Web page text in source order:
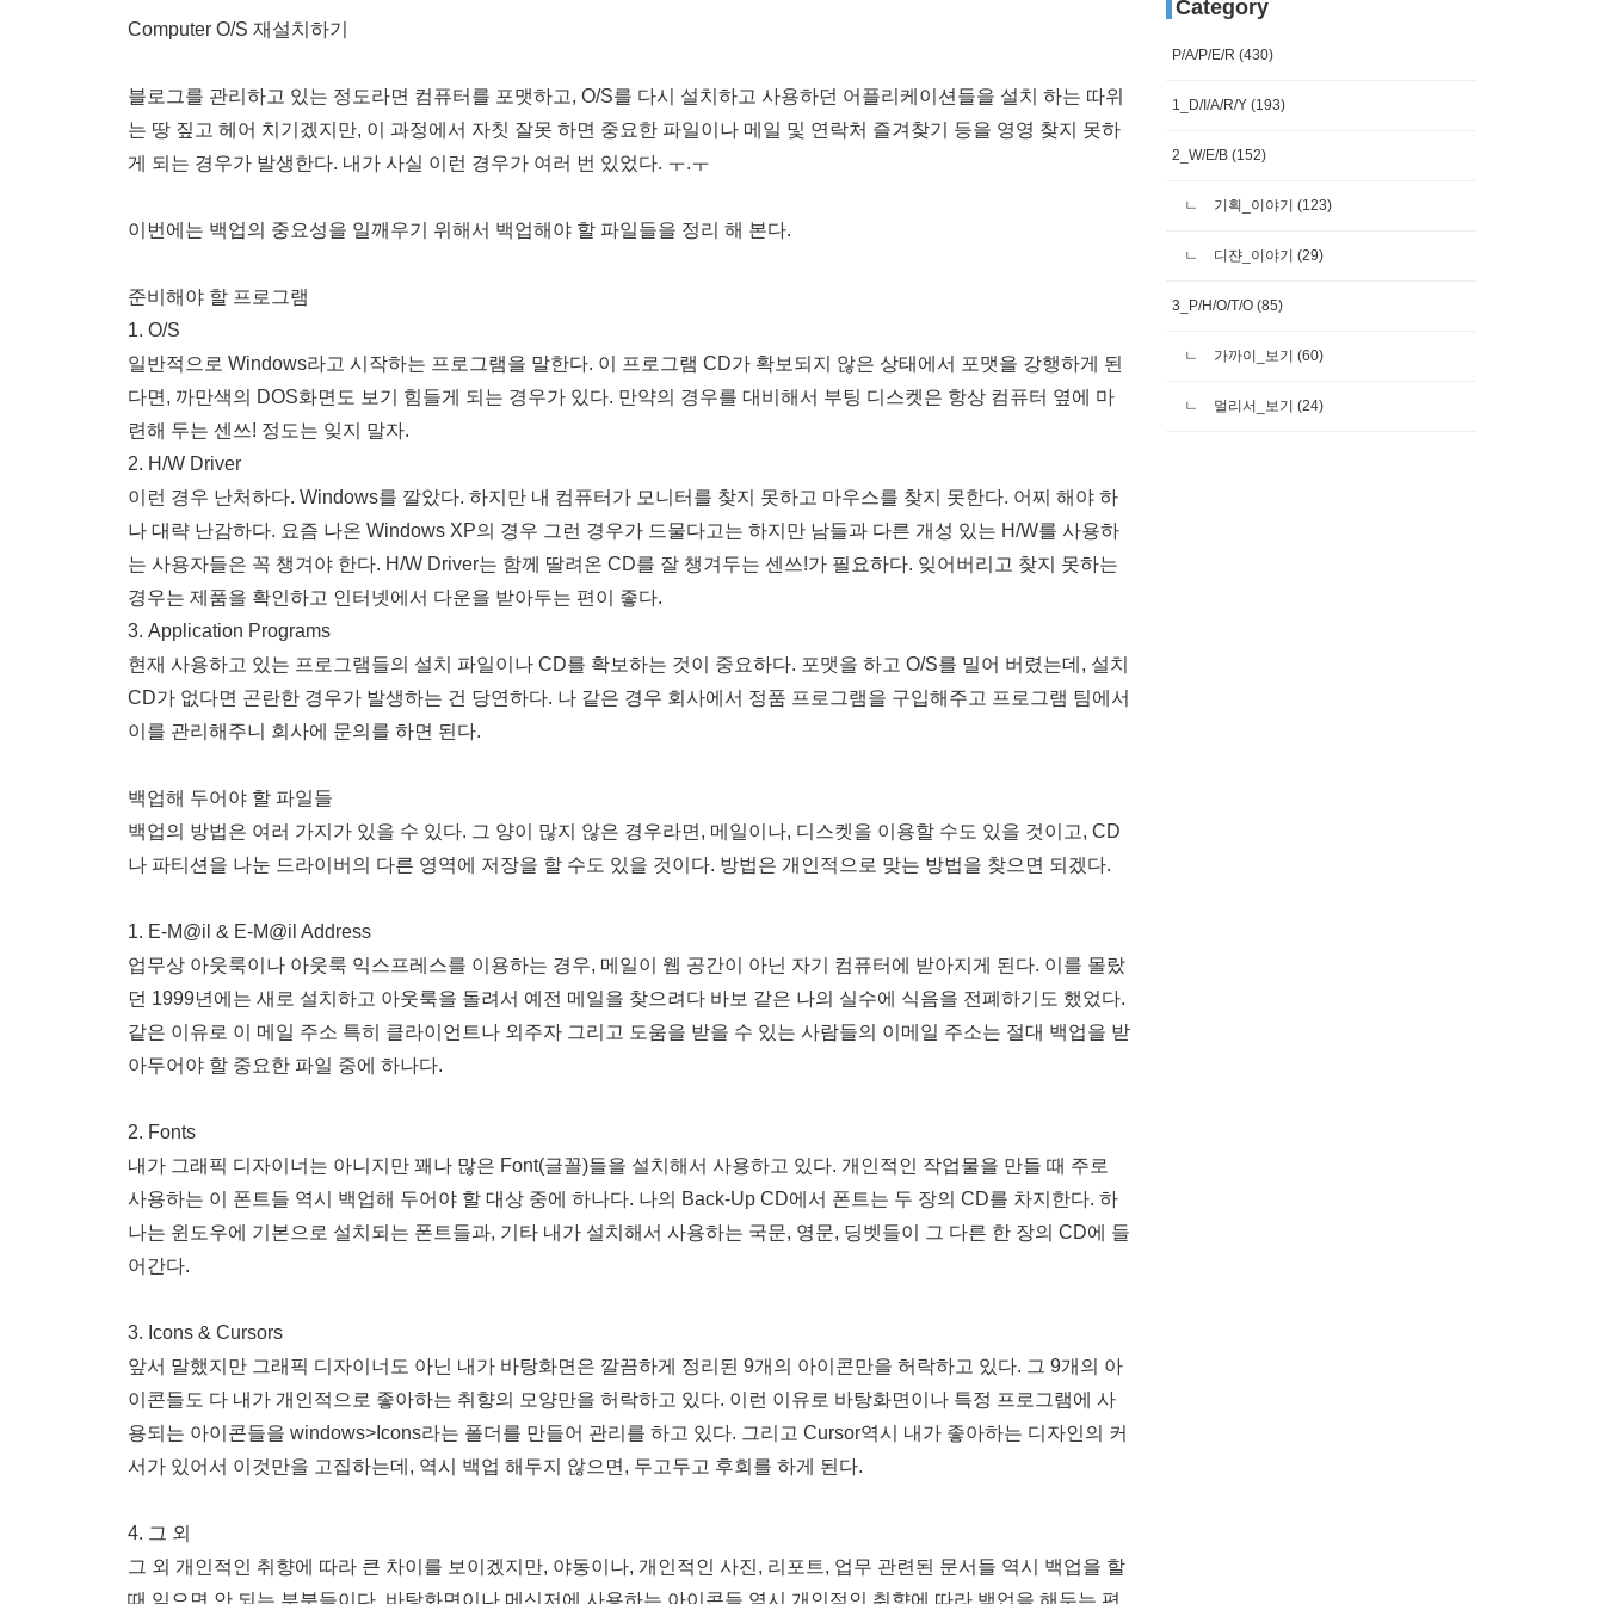
Computer O/S 재설치하기
블로그를 관리하고 있는 정도라면 컴퓨터를 포맷하고, O/S를 다시 설치하고 사용하던 어플리케이션들을 설치 하는 따위
는 땅 짚고 헤어 치기겠지만, 이 과정에서 자칫 잘못 하면 중요한 파일이나 메일 및 연락처 즐겨찾기 등을 영영 찾지 못하
게 되는 경우가 발생한다. 내가 사실 이런 경우가 여러 번 있었다. ㅜ.ㅜ
이번에는 백업의 중요성을 일깨우기 위해서 백업해야 할 파일들을 정리 해 본다.
준비해야 할 프로그램
1. O/S
일반적으로 Windows라고 시작하는 프로그램을 말한다. 이 프로그램 CD가 확보되지 않은 상태에서 포맷을 강행하게 된
다면, 까만색의 DOS화면도 보기 힘들게 되는 경우가 있다. 만약의 경우를 대비해서 부팅 디스켓은 항상 컴퓨터 옆에 마
련해 두는 센쓰! 정도는 잊지 말자.
2. H/W Driver
이런 경우 난처하다. Windows를 깔았다. 하지만 내 컴퓨터가 모니터를 찾지 못하고 마우스를 찾지 못한다. 어찌 해야 하
나 대략 난감하다. 요즘 나온 Windows XP의 경우 그런 경우가 드물다고는 하지만 남들과 다른 개성 있는 H/W를 사용하
는 사용자들은 꼭 챙겨야 한다. H/W Driver는 함께 딸려온 CD를 잘 챙겨두는 센쓰!가 필요하다. 잊어버리고 찾지 못하는
경우는 제품을 확인하고 인터넷에서 다운을 받아두는 편이 좋다.
3. Application Programs
현재 사용하고 있는 프로그램들의 설치 파일이나 CD를 확보하는 것이 중요하다. 포맷을 하고 O/S를 밀어 버렸는데, 설치
CD가 없다면 곤란한 경우가 발생하는 건 당연하다. 나 같은 경우 회사에서 정품 프로그램을 구입해주고 프로그램 팀에서
이를 관리해주니 회사에 문의를 하면 된다.
백업해 두어야 할 파일들
백업의 방법은 여러 가지가 있을 수 있다. 그 양이 많지 않은 경우라면, 메일이나, 디스켓을 이용할 수도 있을 것이고, CD
나 파티션을 나눈 드라이버의 다른 영역에 저장을 할 수도 있을 것이다. 방법은 개인적으로 맞는 방법을 찾으면 되겠다.
1. E-M@il & E-M@il Address
업무상 아웃룩이나 아웃룩 익스프레스를 이용하는 경우, 메일이 웹 공간이 아닌 자기 컴퓨터에 받아지게 된다. 이를 몰랐
던 1999년에는 새로 설치하고 아웃룩을 돌려서 예전 메일을 찾으려다 바보 같은 나의 실수에 식음을 전폐하기도 했었다.
같은 이유로 이 메일 주소 특히 클라이언트나 외주자 그리고 도움을 받을 수 있는 사람들의 이메일 주소는 절대 백업을 받
아두어야 할 중요한 파일 중에 하나다.
2. Fonts
내가 그래픽 디자이너는 아니지만 꽤나 많은 Font(글꼴)들을 설치해서 사용하고 있다. 개인적인 작업물을 만들 때 주로
사용하는 이 폰트들 역시 백업해 두어야 할 대상 중에 하나다. 나의 Back-Up CD에서 폰트는 두 장의 CD를 차지한다. 하
나는 윈도우에 기본으로 설치되는 폰트들과, 기타 내가 설치해서 사용하는 국문, 영문, 딩벳들이 그 다른 한 장의 CD에 들
어간다.
3. Icons & Cursors
앞서 말했지만 그래픽 디자이너도 아닌 내가 바탕화면은 깔끔하게 정리된 9개의 아이콘만을 허락하고 있다. 그 9개의 아
이콘들도 다 내가 개인적으로 좋아하는 취향의 모양만을 허락하고 있다. 이런 이유로 바탕화면이나 특정 프로그램에 사
용되는 아이콘들을 windows>Icons라는 폴더를 만들어 관리를 하고 있다. 그리고 Cursor역시 내가 좋아하는 디자인의 커
서가 있어서 이것만을 고집하는데, 역시 백업 해두지 않으면, 두고두고 후회를 하게 된다.
4. 그 외
그 외 개인적인 취향에 따라 큰 차이를 보이겠지만, 야동이나, 개인적인 사진, 리포트, 업무 관련된 문서들 역시 백업을 할
Category
P/A/P/E/R (430)
1_D/I/A/R/Y (193)
2_W/E/B (152)
기획_이야기 (123)
디쟌_이야기 (29)
3_P/H/O/T/O (85)
가까이_보기 (60)
멀리서_보기 (24)